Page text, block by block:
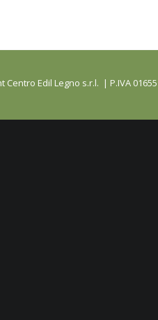
Edil Legno s.r.l. | P.IVA